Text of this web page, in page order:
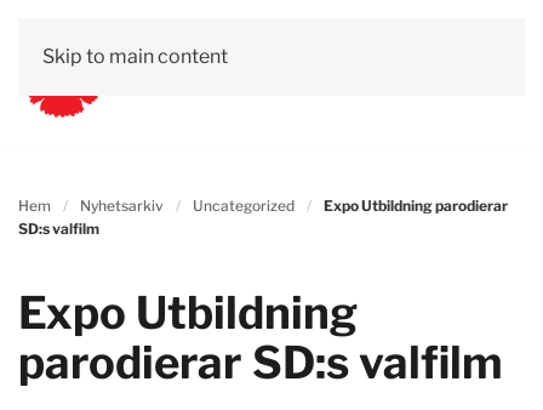
Skip to main content
Hem Nyhetsarkiv Uncategorized
Expo Utbildning parodierar
SD:s valfilm
Expo Utbildning
parodierar SD:s valfilm